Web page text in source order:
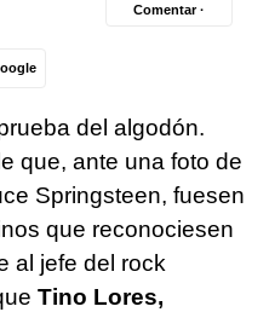
Comentar ·
del algodón.
que, ante una foto de
Springsteen, fuesen
que reconociesen
al jefe del rock
Tino Lores,